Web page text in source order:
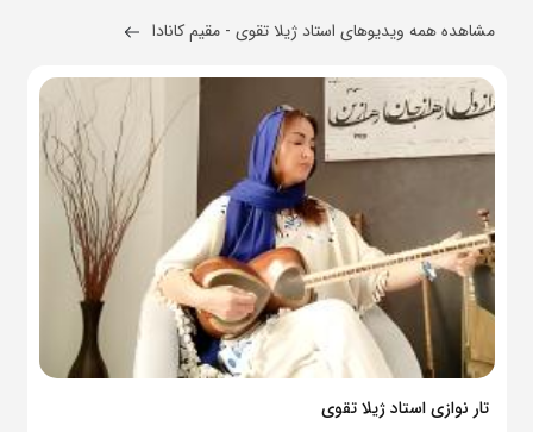
مشاهده همه ویدیوهای استاد ژیلا تقوی - مقیم کانادا
تار نوازی استاد ژیلا تقوی